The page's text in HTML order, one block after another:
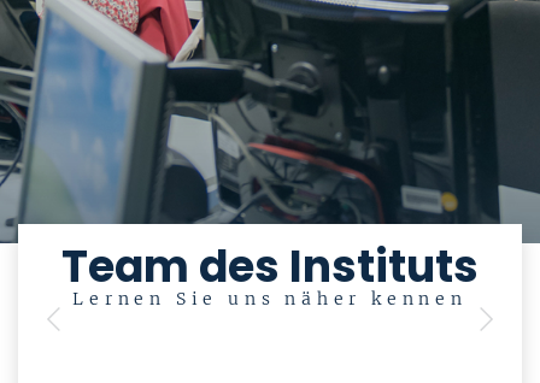
Team des Instituts
Lernen Sie uns näher kennen
Previous Next